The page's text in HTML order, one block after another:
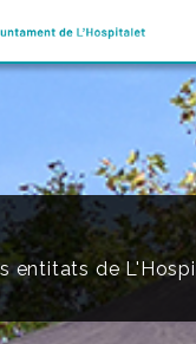
entitats de